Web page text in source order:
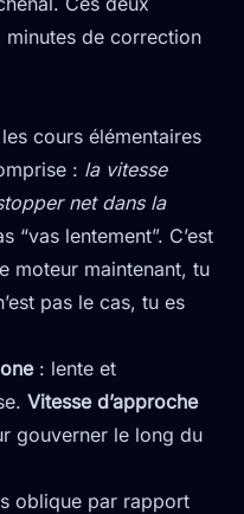
minutes de correction
cours élémentaires
: la vitesse
net dans la
“vas lentement”. C’est
moteur maintenant, tu
pas le cas, tu es
: lente et
Vitesse d’approche
gouverner le long du
oblique par rapport